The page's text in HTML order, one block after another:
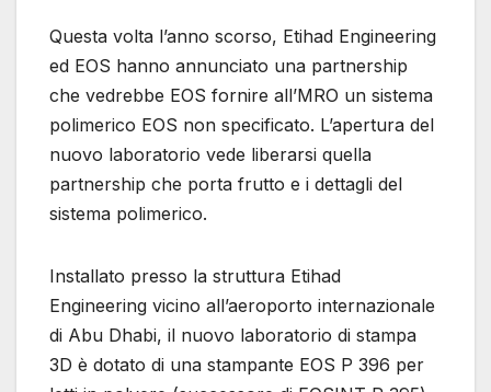
Questa volta l’anno scorso, Etihad Engineering
ed EOS hanno annunciato una partnership
che vedrebbe EOS fornire all’MRO un sistema
polimerico EOS non specificato. L’apertura del
nuovo laboratorio vede liberarsi quella
partnership che porta frutto e i dettagli del
sistema polimerico.
Installato presso la struttura Etihad
Engineering vicino all’aeroporto internazionale
di Abu Dhabi, il nuovo laboratorio di stampa
3D è dotato di una stampante EOS P 396 per